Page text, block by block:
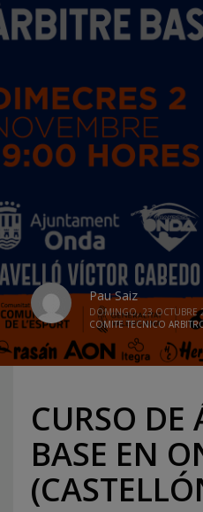
Pau Saiz
DOMINGO, 23 OCTUBRE
COMITE TECNICO
CURSO DE
BASE EN